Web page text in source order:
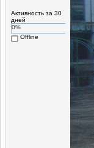
Активность за 30
дней
0%
Offline